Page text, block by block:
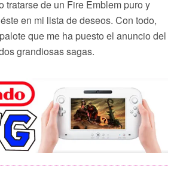
tratarse de un Fire Emblem puro y
en mi lista de deseos. Con todo,
que me ha puesto el anuncio del
grandiosas sagas.